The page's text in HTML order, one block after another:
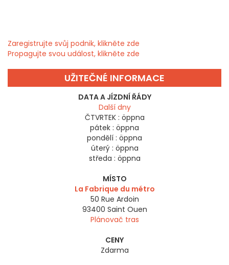
Zaregistrujte svůj podnik, klikněte zde
Propagujte svou událost, klikněte zde
UŽITEČNÉ INFORMACE
DATA A JÍZDNÍ ŘÁDY
Další dny
ČTVRTEK : öppna
pátek : öppna
pondělí : öppna
úterý : öppna
středa : öppna
MÍSTO
La Fabrique du métro
50 Rue Ardoin
93400 Saint Ouen
Plánovač tras
CENY
Zdarma